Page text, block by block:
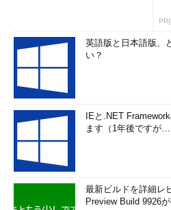
ータが一社で開発を進めていくのか
答える。
「だが、Fluentdはまだバージョン
め、まずはアーキテクチャ落ち着か
主導し、大きな機能追加については
提案を問わず、その後に順次取り
CNCF傘下に入ることも考えて、広
英語版と日本語版、
い？
IEと.NET
ます（1年後ですが
最新ビルドを詳細レ
Preview Build 9926